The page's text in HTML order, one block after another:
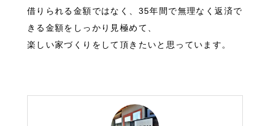
借りられる金額ではなく、35年間で無理なく返済で
きる金額をしっかり見極めて、
楽しい家づくりをして頂きたいと思っています。